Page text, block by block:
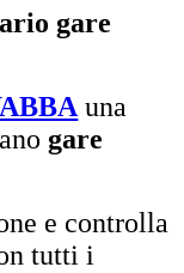
gare
una
gare
e controlla
tutti i